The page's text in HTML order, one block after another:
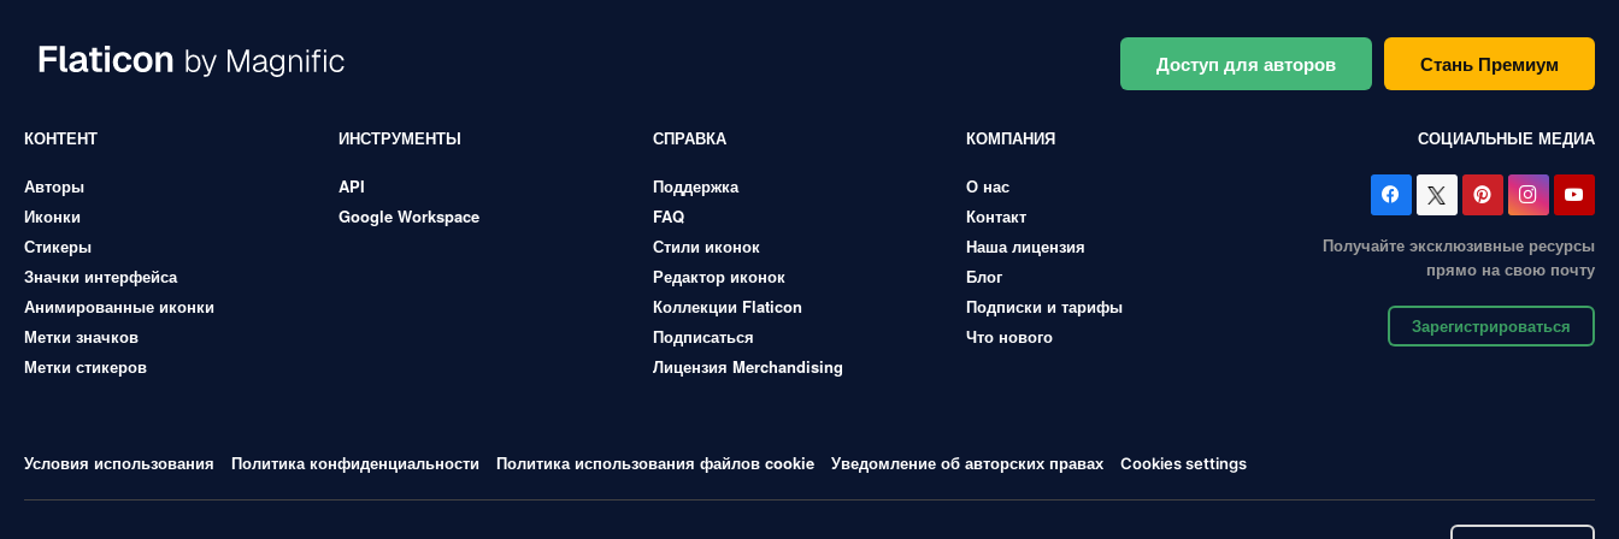
Доступ для авторов Стань Премиум
КОНТЕНТ
Авторы
Иконки
Стикеры
Значки интерфейса
Анимированные иконки
Метки значков
Метки стикеров
ИНСТРУМЕНТЫ
API
Google Workspace
СПРАВКА
Поддержка
FAQ
Стили иконок
Редактор иконок
Коллекции Flaticon
Подписаться
Лицензия Merchandising
КОМПАНИЯ
О нас
Контакт
Наша лицензия
Блог
Подписки и тарифы
Что нового
СОЦИАЛЬНЫЕ МЕДИА
Получайте эксклюзивные ресурсы
прямо на свою почту
Зарегистрироваться
Условия использования Политика конфиденциальности Политика использования файлов cookie Уведомление об авторских правах Cookies settings